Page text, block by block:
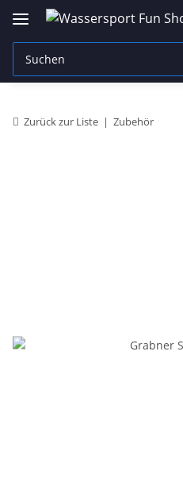
Zurück zur Liste Zubehör